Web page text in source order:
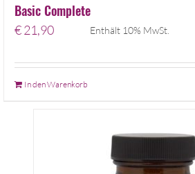
Basic Complete
€21,90 Enthält 10% MwSt.
In den Warenkorb